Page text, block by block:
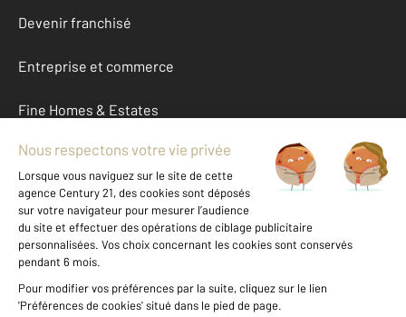
Devenir franchisé
Entreprise et commerce
Fine Homes & Estates
À propos
International
Nous contacter